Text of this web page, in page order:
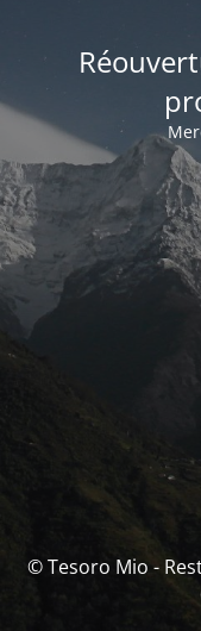
© Tesoro Mio -